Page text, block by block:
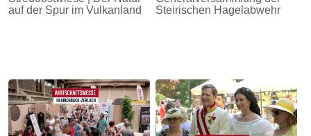
auf der Spur im Vulkanland
Steirischen Hagelabwehr